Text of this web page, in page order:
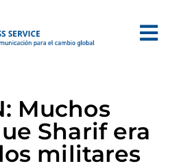
Muchos
Sharif era
militares